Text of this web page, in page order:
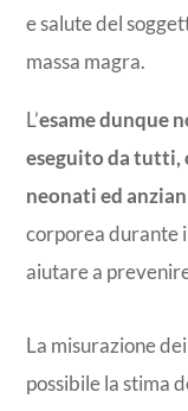
e salute del
massa magra.
L’esame dunque
eseguito da tutti,
neonati ed
corporea durante
aiutare a
La misurazione
possibile la stima